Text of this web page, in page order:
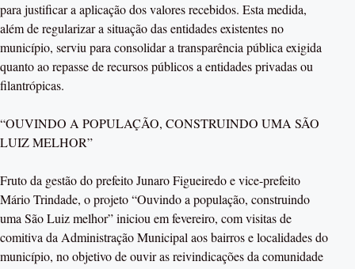
para justificar a aplicação dos valores recebidos. Esta medida,
além de regularizar a situação das entidades existentes no
município, serviu para consolidar a transparência pública exigida
quanto ao repasse de recursos públicos a entidades privadas ou
filantrópicas.
“OUVINDO A POPULAÇÃO, CONSTRUINDO UMA SÃO
LUIZ MELHOR”
Fruto da gestão do prefeito Junaro Figueiredo e vice-prefeito
Mário Trindade, o projeto “Ouvindo a população, construindo
uma São Luiz melhor” iniciou em fevereiro, com visitas de
comitiva da Administração Municipal aos bairros e localidades do
município, no objetivo de ouvir as reivindicações da comunidade